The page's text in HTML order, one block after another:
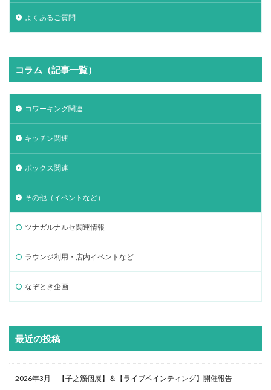
よくあるご質問
コラム（記事一覧）
コワーキング関連
キッチン関連
ボックス関連
その他（イベントなど）
ツナガルナルセ関連情報
ラウンジ利用・店内イベントなど
なぞとき企画
最近の投稿
2026年3月 【子之籏個展】＆【ライブペインティング】開催報告